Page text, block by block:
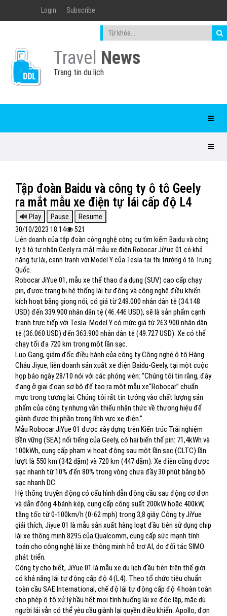
Login Subscribe
Travel News
Trang tin du lịch
Tập đoàn Baidu và công ty ô tô Geely
ra mắt mẫu xe điện tự lái cấp độ L4
30/10/2023 18:14
521
Liên doanh của tập đoàn công nghệ công cụ tìm kiếm Baidu và công
ty ô tô tư nhân Geely ra mắt mẫu xe điện Robocar JiYue 01 có khả
năng tự lái, cạnh tranh với Model Y của Tesla tại thị trường ô tô Trung
Quốc.
Robocar JiYue 01, mẫu xe thể thao đa dụng (SUV) cao cấp chạy
pin, được trang bị hệ thống lái tự động và công nghệ điều khiển
kích hoạt bằng giọng nói, có giá từ 249.000 nhân dân tệ (34.148
USD) đến 339.900 nhân dân tệ (46.446 USD), sẽ là sản phẩm cạnh
tranh trực tiếp với Tesla. Model Y có mức giá từ 263.900 nhân dân
tệ (36.060 USD) đến 363.900 nhân dân tệ (49.727 USD). Xe có thể
chạy tối đa 720 km trong một lần sạc.
Luo Gang, giám đốc điều hành của công ty Công nghệ ô tô Hàng
Châu Jiyue, liên doanh sản xuất xe điện Baidu-Geely, tại một cuộc
họp báo ngày 28/10 nói với các phóng viên: “Chúng tôi tin rằng, đây
đang ở giai đoạn sơ bộ để tạo ra một mẫu xe“Robocar” chuẩn
mực trong tương lai. Chúng tôi rất tin tưởng vào chất lượng sản
phẩm của công ty nhưng vẫn thiếu nhận thức về thương hiệu để
giành được thị phần trong lĩnh vực xe điện.”
Mẫu Robocar JiYue 01 được xây dựng trên Kiến trúc Trải nghiệm
Bền vững (SEA) nổi tiếng của Geely, có hai biến thể pin: 71,4kWh và
100kWh, cung cấp phạm vi hoạt động sau một lần sạc (CLTC) lần
lượt là 550 km (342 dặm) và 720 km (447 dặm). Xe điện cũng được
sạc nhanh từ 10% đến 80% trong vòng chưa đầy 30 phút bằng bộ
sạc nhanh DC.
Hệ thống truyền động có cấu hình dẫn động cầu sau động cơ đơn
và dẫn động 4 bánh kép, cung cấp công suất 200kW hoặc 400kW,
tăng tốc từ 0-100km/h (0-62 mph) trong 3,8 giây. Công ty JiYue
giải thích, Jiyue 01 là mẫu sản xuất hàng loạt đầu tiên sử dụng chip
lái xe thông minh 8295 của Qualcomm, cung cấp sức mạnh tính
toán cho công nghệ lái xe thông minh hỗ trợ AI, do đối tác SIMO
phát triển.
Công ty cho biết, JiYue 01 là mẫu xe du lịch đầu tiên trên thế giới
có khả năng lái tự động cấp độ 4 (L4). Theo tổ chức tiêu chuẩn
toàn cầu SAE International, chế độ lái tự động cấp độ 4 hoàn toàn
cho phép ô tô xử lý hầu hết mọi tình huống lái xe độc lập, mặc dù
người lái vẫn có thể yêu cầu giành lại quyền điều khiển. Apollo, đơn